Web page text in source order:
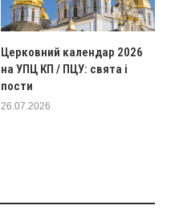
Церковний календар 2026
на УПЦ КП / ПЦУ: свята і
пости
26.07.2026